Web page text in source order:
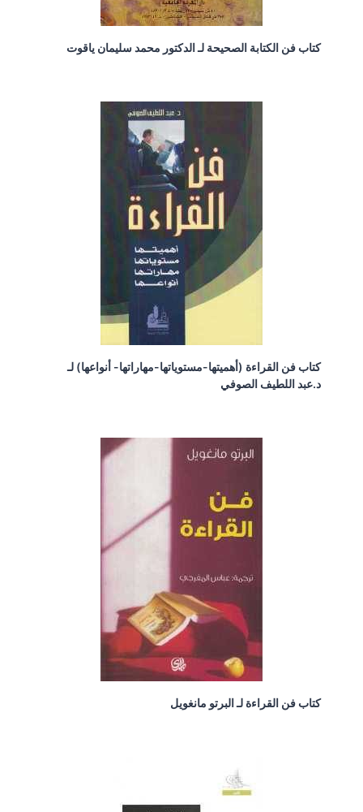
كتاب فن الكتابة الصحيحة لـ الدكتور محمد سليمان ياقوت
كتاب فن القراءة (أهميتها-مستوياتها-مهاراتها- أنواعها) لـ
د.عبد اللطيف الصوفي
كتاب فن القراءة لـ البرتو مانغويل